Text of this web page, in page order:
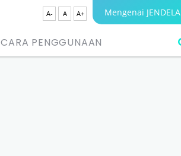
A- A A+ Mengenai JENDELA
CARA PENGGUNAAN